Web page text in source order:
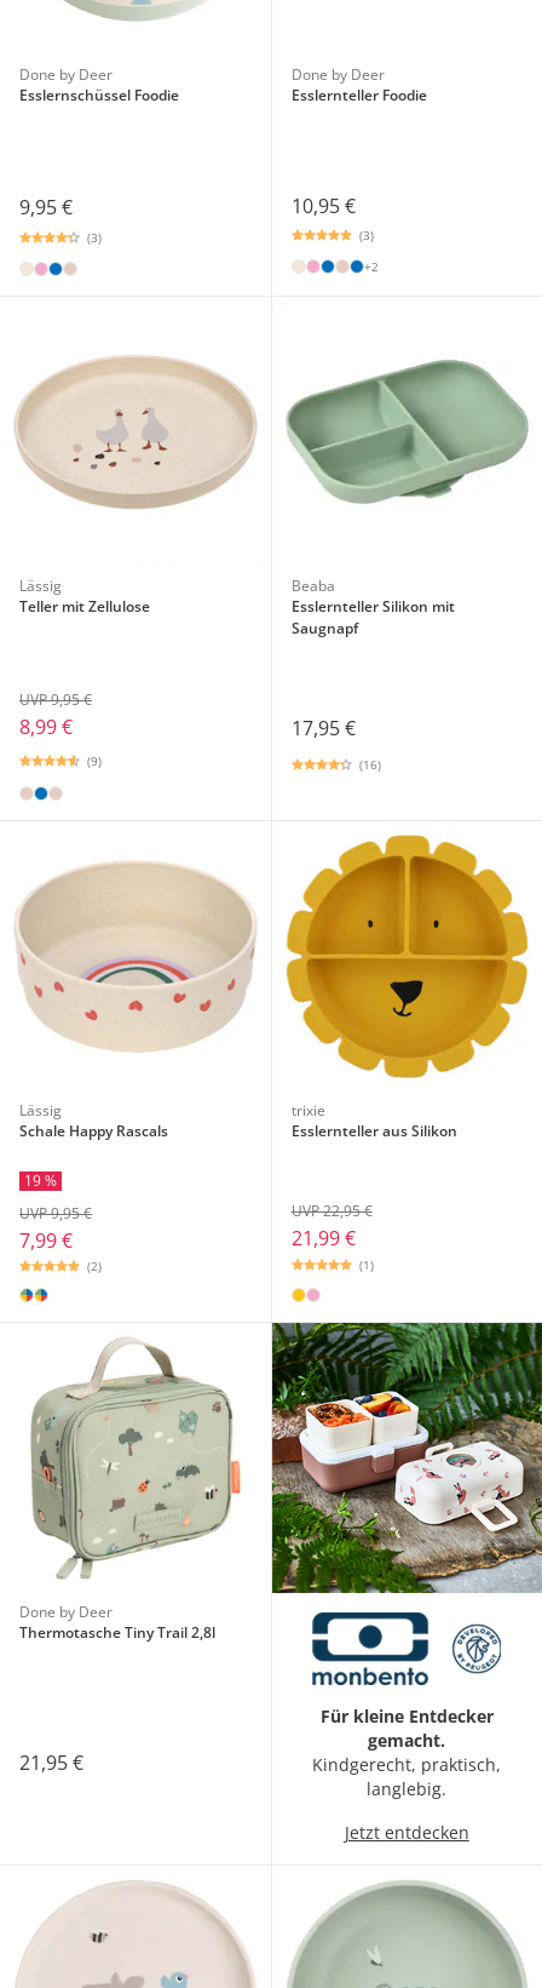
Done by Deer
Esslernschüssel Foodie
9,95 €
(3)
Done by Deer
Esslernteller Foodie
10,95 €
(3)
+2
Lässig
Teller mit Zellulose
8,99 €
UVP 9,95 €
(9)
Beaba
Esslernteller Silikon mit
Saugnapf
17,95 €
(16)
Lässig
Schale Happy Rascals
19 %
7,99 €
UVP 9,95 €
(2)
trixie
Esslernteller aus Silikon
21,99 €
UVP 22,95 €
(1)
Done by Deer
Thermotasche Tiny Trail 2,8l
21,95 €
Für kleine Entdecker
gemacht.
Kindgerecht, praktisch,
langlebig.
Jetzt entdecken